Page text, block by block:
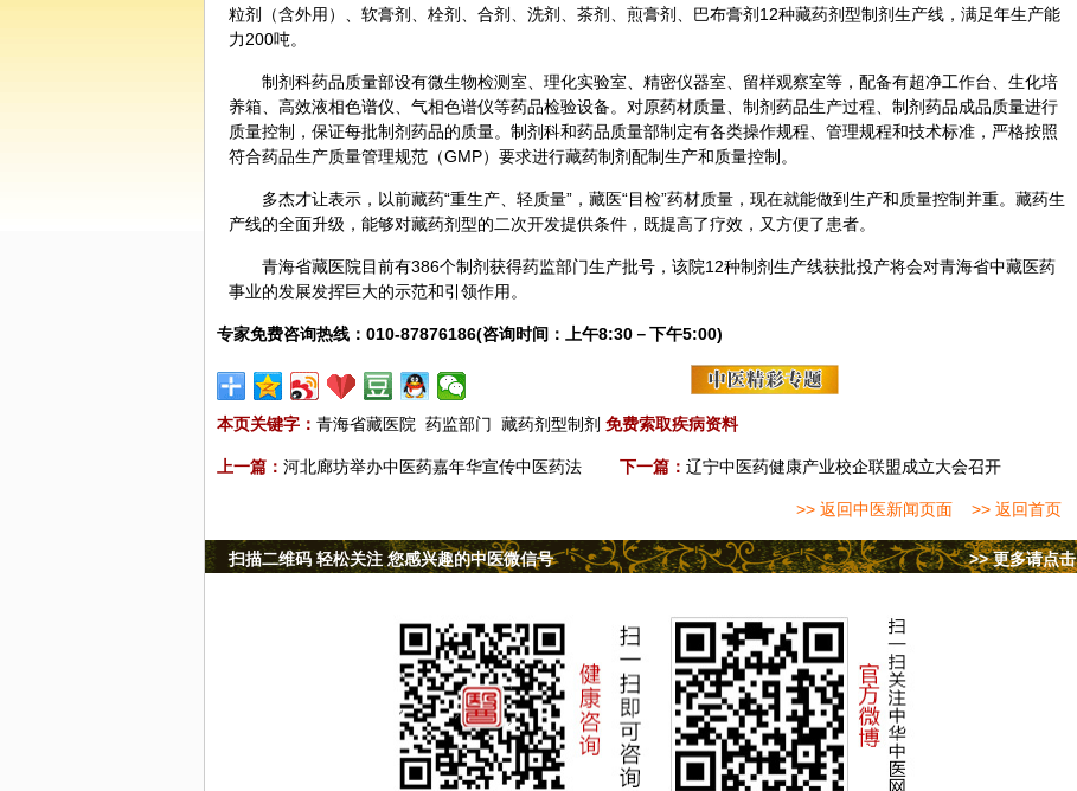
粒剂（含外用）、软膏剂、栓剂、合剂、洗剂、茶剂、煎膏剂、巴布膏剂12种藏药剂型制剂生产线，满足年生产能
力200吨。
制剂科药品质量部设有微生物检测室、理化实验室、精密仪器室、留样观察室等，配备有超净工作台、生化培
养箱、高效液相色谱仪、气相色谱仪等药品检验设备。对原药材质量、制剂药品生产过程、制剂药品成品质量进行
质量控制，保证每批制剂药品的质量。制剂科和药品质量部制定有各类操作规程、管理规程和技术标准，严格按照
符合药品生产质量管理规范（GMP）要求进行藏药制剂配制生产和质量控制。
多杰才让表示，以前藏药“重生产、轻质量”，藏医“目检”药材质量，现在就能做到生产和质量控制并重。藏药生
产线的全面升级，能够对藏药剂型的二次开发提供条件，既提高了疗效，又方便了患者。
青海省藏医院目前有386个制剂获得药监部门生产批号，该院12种制剂生产线获批投产将会对青海省中藏医药
事业的发展发挥巨大的示范和引领作用。
专家免费咨询热线：010-87876186(咨询时间：上午8:30－下午5:00)
本页关键字： 青海省藏医院 药监部门 藏药剂型制剂 免费索取疾病资料
上一篇： 河北廊坊举办中医药嘉年华宣传中医药法 下一篇： 辽宁中医药健康产业校企联盟成立大会召开
>> 返回中医新闻页面 >> 返回首页
>> 更多请点击
扫描二维码 轻松关注 您感兴趣的中医微信号